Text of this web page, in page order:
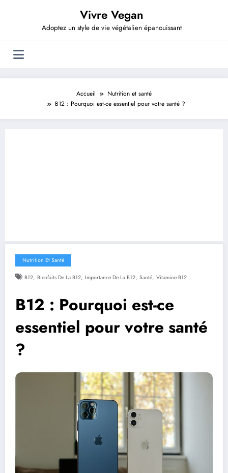
Vivre Vegan
Adoptez un style de vie végétalien épanouissant
Accueil
Nutrition et santé
B12 : Pourquoi est-ce essentiel pour votre santé ?
Nutrition Et Santé
B12, Bienfaits De La B12, Importance De La B12, Santé, Vitamine B12
B12 : Pourquoi est-ce
essentiel pour votre santé
?